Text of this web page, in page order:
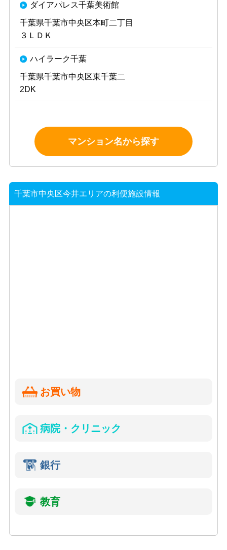
ダイアパレス千葉美術館
千葉県千葉市中央区本町二丁目
３ＬＤＫ
ハイラーク千葉
千葉県千葉市中央区東千葉二
2DK
マンション名から探す
千葉市中央区今井エリアの利便施設情報
お買い物
病院・クリニック
銀行
教育